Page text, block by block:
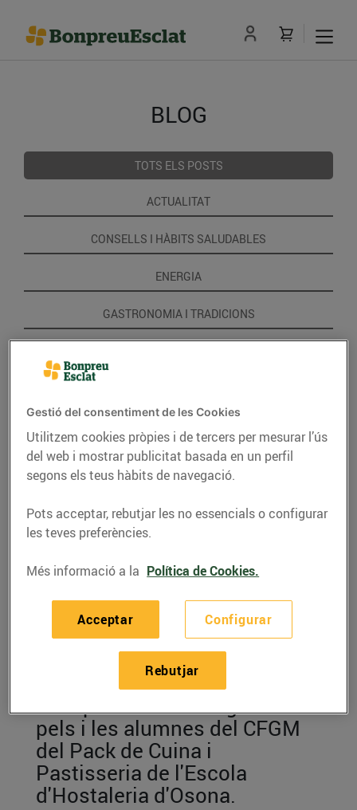
BLOG
TOTS ELS POSTS
ACTUALITAT
CONSELLS I HÀBITS SALUDABLES
ENERGIA
GASTRONOMIA I TRADICIONS
Flors de carbassó en
tempura farcides de
formatge blau
Recepta realitzada i gravada
pels i les alumnes del CFGM
del Pack de Cuina i
Pastisseria de l'Escola
d'Hostaleria d'Osona.
Gestió del consentiment de les Cookies
Utilitzem cookies pròpies i de tercers per mesurar l’ús
del web i mostrar publicitat basada en un perfil
segons els teus hàbits de navegació.
Pots acceptar, rebutjar les no essencials o configurar
les teves preferències.
Més informació a la Política de Cookies.
Configurar
Rebutjar
Acceptar